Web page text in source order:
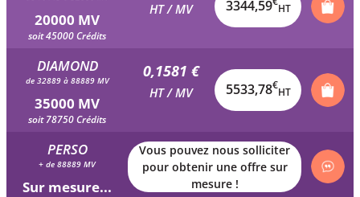
20000 MV
soit 45000 Crédits
HT / MV 3344,59 HT
DIAMOND
de 32889 à 88889 MV
35000 MV
soit 78750 Crédits
0,1581 €
HT / MV 5533,78€
HT
PERSO
+ de 88889 MV
Sur mesure...
Vous pouvez nous solliciter
pour obtenir une offre sur
mesure !